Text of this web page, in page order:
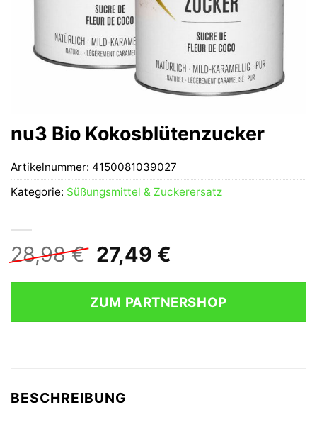
nu3 Bio Kokosblütenzucker
28,98€ Ursprünglicher
Preis
war:
28,98 €
27,49 €
ist:
27,49 €.
ZUM PARTNERSHOP
Artikelnummer: 4150081039027
Kategorie: Süßungsmittel & Zuckerersatz
BESCHREIBUNG